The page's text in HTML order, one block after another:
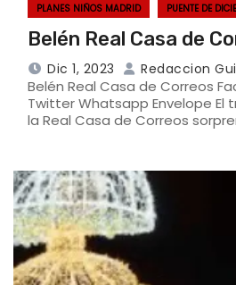
PLANES NIÑOS MADRID
PUENTE DE
Belén Real Casa de
Dic 1, 2023 Redaccion
Belén Real Casa de Correos
Twitter Whatsapp Envelope El
la Real Casa de Correos